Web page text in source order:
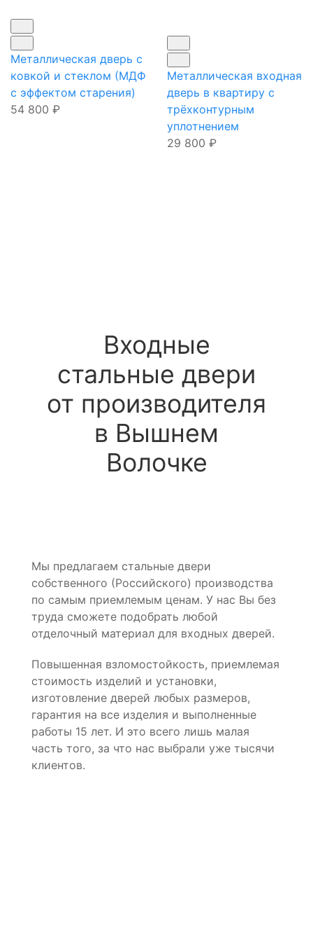
Металлическая дверь с
ковкой и стеклом (МДФ
с эффектом старения)
54 800 ₽
Металлическая входная
дверь в квартиру с
трёхконтурным
уплотнением
29 800 ₽
Входные
стальные двери
от производителя
в Вышнем
Волочке
Мы предлагаем стальные двери
собственного (Российского) производства
по самым приемлемым ценам. У нас Вы без
труда сможете подобрать любой
отделочный материал для входных дверей.
Повышенная взломостойкость, приемлемая
стоимость изделий и установки,
изготовление дверей любых размеров,
гарантия на все изделия и выполненные
работы 15 лет. И это всего лишь малая
часть того, за что нас выбрали уже тысячи
клиентов.